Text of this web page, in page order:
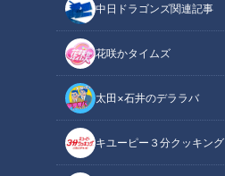
中日ドラゴンズ関連記事
花咲かタイムズ
太田×石井のデララバ
キユーピー３分クッキング